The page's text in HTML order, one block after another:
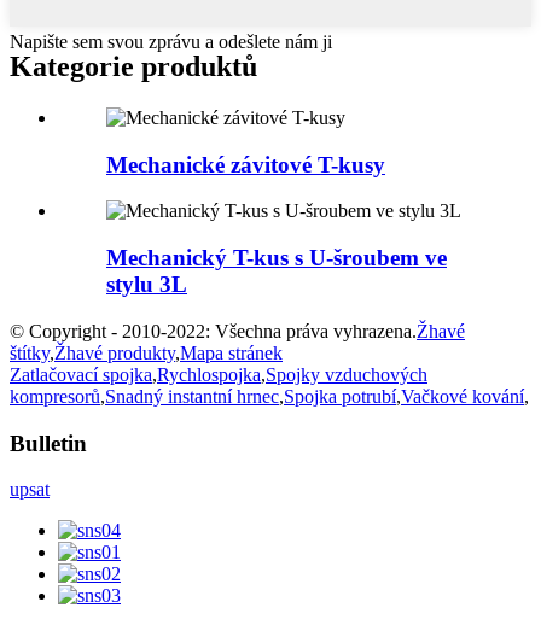
Napište sem svou zprávu a odešlete nám ji
Kategorie produktů
Mechanické závitové T-kusy
Mechanický T-kus s U-šroubem ve
stylu 3L
© Copyright - 2010-2022: Všechna práva vyhrazena.Žhavé
štítky,Žhavé produkty,Mapa stránek
Zatlačovací spojka,Rychlospojka,Spojky vzduchových
kompresorů,Snadný instantní hrnec,Spojka potrubí,Vačkové kování,
Bulletin
upsat